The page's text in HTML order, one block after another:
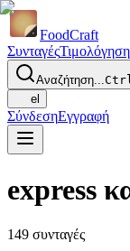
FoodCraft
ΣυνταγέςΤιμολόγηση
Αναζήτηση...
el
ΣύνδεσηΕγγραφή
express
149 συνταγές